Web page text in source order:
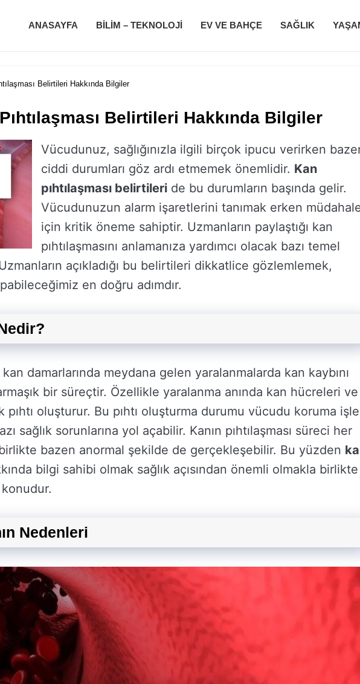
ANASAYFA BILIM – TEKNOLOJI EV VE BAHÇE SAĞLIK
Belirtileri Hakkında Bilgiler
Belirtileri Hakkında Bilgiler
Vücudunuz, sağlığınızla ilgili birçok ipucu verirken
ciddi durumları göz ardı etmemek önemlidir. Kan
pıhtılaşması belirtileri de bu durumların başında gelir.
Vücudunuzun alarm işaretlerini tanımak erken
için kritik öneme sahiptir. Uzmanların paylaştığı kan
pıhtılaşmasını anlamanıza yardımcı olacak bazı temel
açıkladığı bu belirtileri dikkatlice gözlemlemek,
en doğru adımdır.
kan damarlarında meydana gelen yaralanmalarda kan kaybını
bir süreçtir. Özellikle yaralanma anında kan hücreleri ve
oluşturur. Bu pıhtı oluşturma durumu vücudu koruma
sağlık sorunlarına yol açabilir. Kanın pıhtılaşması süreci her
bazen anormal şekilde de gerçekleşebilir. Bu yüzden
bilgi sahibi olmak sağlık açısından önemli olmakla birlikte
Nedenleri